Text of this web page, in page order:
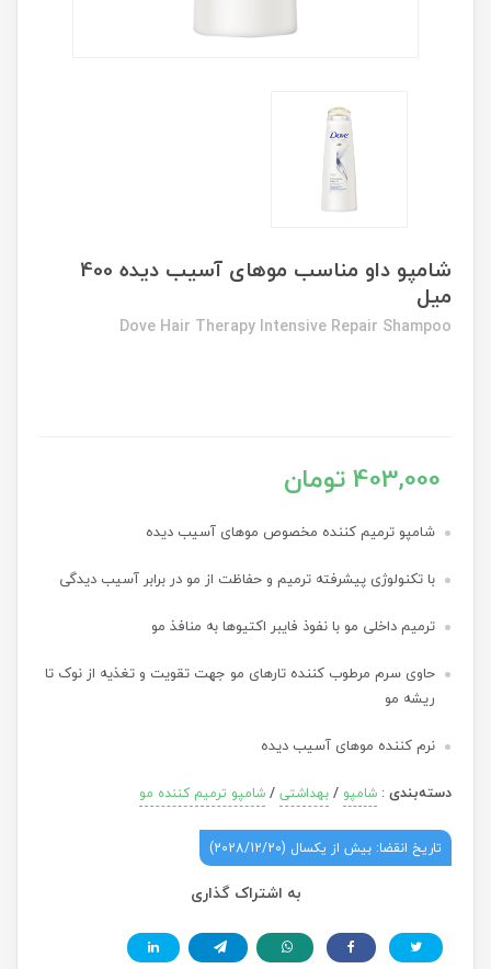
شامپو داو مناسب موهای آسیب دیده 400
میل
Dove Hair Therapy Intensive Repair Shampoo
403,000 تومان
شامپو ترمیم کننده مخصوص موهای آسیب دیده
با تکنولوژی پیشرفته ترمیم و حفاظت از مو در برابر آسیب دیدگی
ترمیم داخلی مو با نفوذ فایبر اکتیوها به منافذ مو
حاوی سرم مرطوب کننده تارهای مو جهت تقویت و تغذیه از نوک تا
ریشه مو
نرم کننده موهای آسیب دیده
دسته‌بندی: شامپو /بهداشتی/شامپو ترمیم کننده مو
تاریخ انقضا: بیش از یکسال (2028/12/20)
به اشتراک گذاری